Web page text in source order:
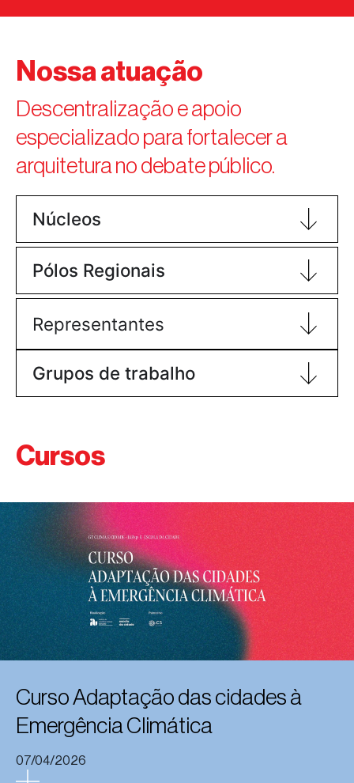
Nossa atuação
Descentralização e apoio
especializado para fortalecer a
arquitetura no debate público.
Núcleos
Pólos Regionais
Representantes
Grupos de trabalho
Cursos
Curso Adaptação das cidades à
Emergência Climática
07/04/2026